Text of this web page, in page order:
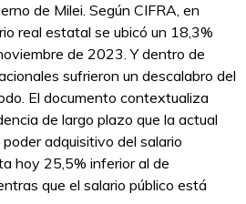
de Milei. Según CIFRA, en
real estatal se ubicó un 18,3%
de 2023. Y dentro de
sufrieron un descalabro del
El documento contextualiza
de largo plazo que la actual
adquisitivo del salario
hoy 25,5% inferior al de
que el salario público está